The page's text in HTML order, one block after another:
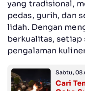
yang tradisional,
pedas, gurih, dan
lidah. Dengan
berkualitas, setiap
pengalaman
Sabtu, 08
Cari